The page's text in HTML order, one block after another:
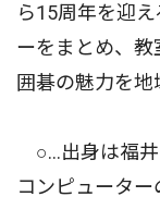
ら15周年を迎
ーをまとめ、
囲碁の魅力を地
○…出身は福井
コンピュータ